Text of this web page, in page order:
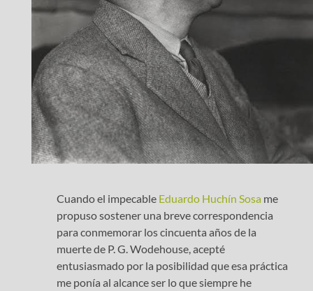
Cuando el impecable Eduardo Huchín Sosa me
propuso sostener una breve correspondencia
para conmemorar los cincuenta años de la
muerte de P. G. Wodehouse, acepté
entusiasmado por la posibilidad que esa práctica
me ponía al alcance ser lo que siempre he